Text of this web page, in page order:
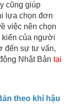
cũng giúp
lựa chọn đơn
việc nên chọn
kiến của người
đến sự tư vấn,
Nhật Bản tại
theo khí hậu